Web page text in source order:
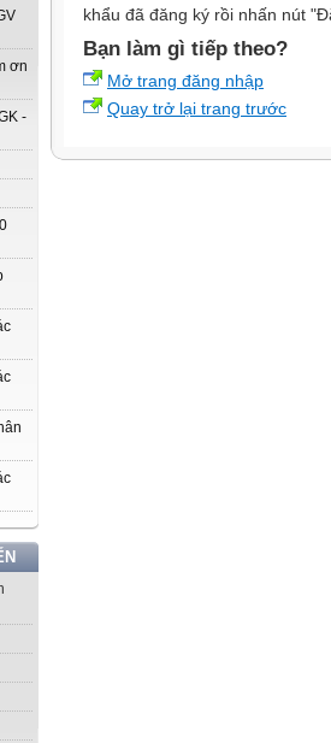
ơn
-
khẩu đã đăng ký rồi nhấn nút
Bạn làm gì tiếp theo?
Mở trang đăng nhập
Quay trở lại trang trước